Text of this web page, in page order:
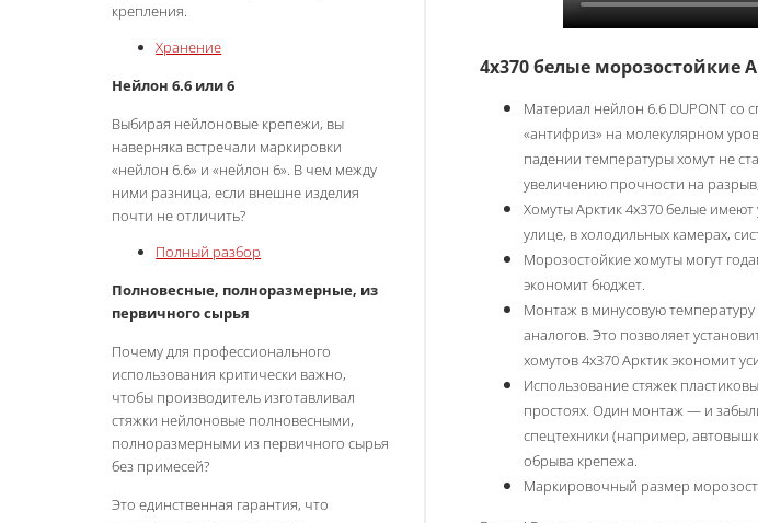
4х370 белые морозостойкие
Материал нейлон 6.6 DUPONT со
«антифриз» на молекулярном
падении температуры хомут не
увеличению прочности на
Хомуты Арктик 4х370 белые
улице, в холодильных камерах,
Морозостойкие хомуты могут
экономит бюджет.
Монтаж в минусовую температуру
аналогов. Это позволяет
хомутов 4х370 Арктик экономит
Использование стяжек
простоях. Один монтаж — и
спецтехники (например,
обрыва крепежа.
Маркировочный размер
крепления.
Хранение
Нейлон 6.6 или 6
Выбирая нейлоновые крепежи, вы
наверняка встречали маркировки
«нейлон 6.6» и «нейлон 6». В чем между
ними разница, если внешне изделия
почти не отличить?
Полный разбор
Полновесные, полноразмерные, из
первичного сырья
Почему для профессионального
использования критически важно,
чтобы производитель изготавливал
стяжки нейлоновые полновесными,
полноразмерными из первичного сырья
без примесей?
Это единственная гарантия, что